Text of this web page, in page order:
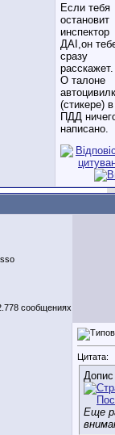
Если тебя
остановит
инспектор
ДАІ,он
сразу
расскажет.
О талоне
(стикере) в
ПДД
написано.
сообщениях
Цитата:
Еще